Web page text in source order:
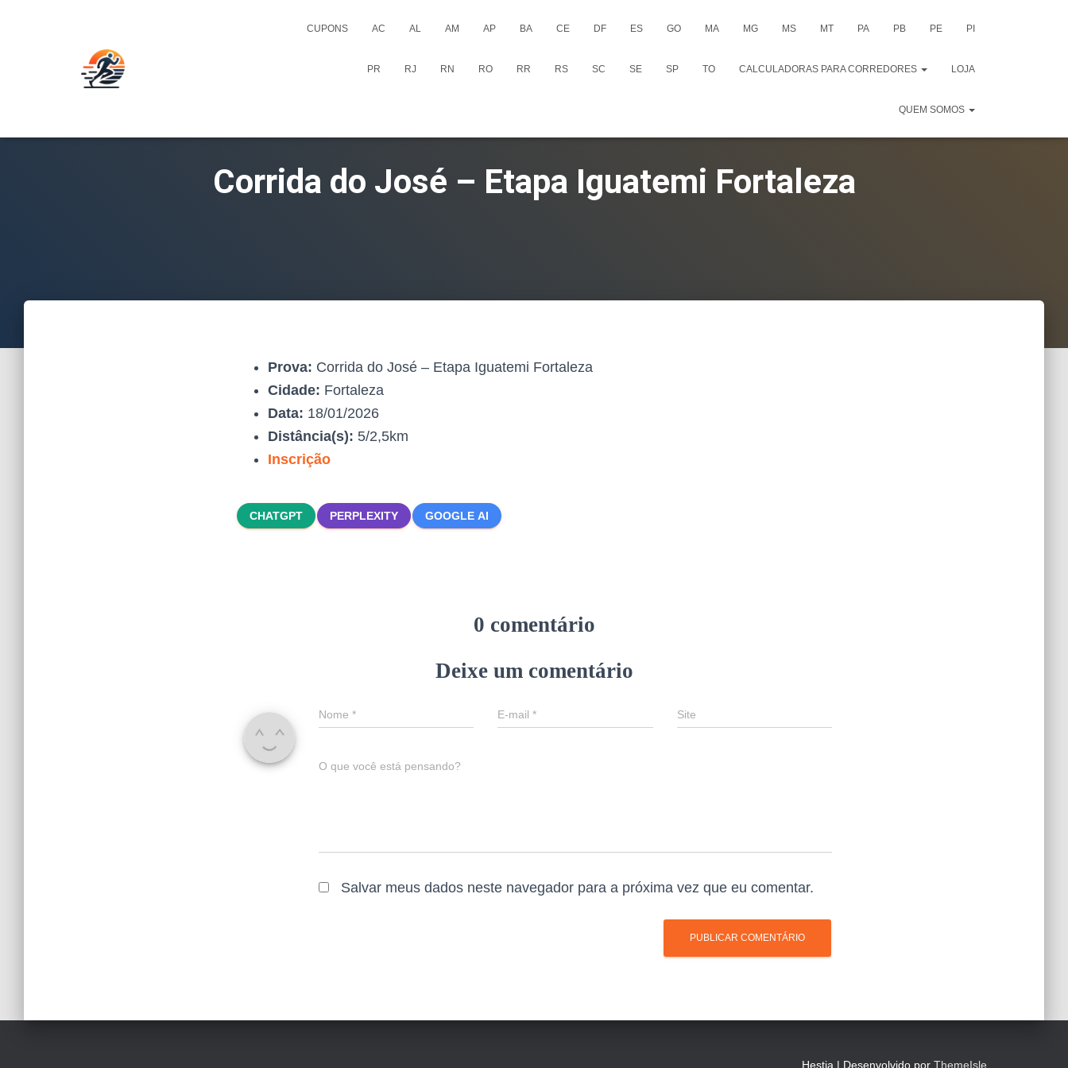
CUPONS AC AL AM AP BA CE DF ES GO MA MG MS MT PA PB PE PI
PR RJ RN RO RR RS SC SE SP TO CALCULADORAS PARA CORREDORES LOJA
QUEM SOMOS
Corrida do José – Etapa Iguatemi Fortaleza
Prova: Corrida do José – Etapa Iguatemi Fortaleza
Cidade: Fortaleza
Data: 18/01/2026
Distância(s): 5/2,5km
Inscrição
CHATGPT PERPLEXITY GOOGLE AI
0 comentário
Deixe um comentário
Nome * E-mail* Site
O que você está pensando?
Salvar meus dados neste navegador para a próxima vez que eu comentar.
Hestia | Desenvolvido por ThemeIsle